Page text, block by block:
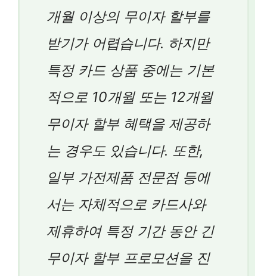
개월 이상의 무이자 할부를
받기가 어렵습니다. 하지만
특정 카드 상품 중에는 기본
적으로 10개월 또는 12개월
무이자 할부 혜택을 제공하
는 경우도 있습니다. 또한,
일부 가전제품 전문점 등에
서는 자체적으로 카드사와
제휴하여 특정 기간 동안 긴
무이자 할부 프로모션을 진